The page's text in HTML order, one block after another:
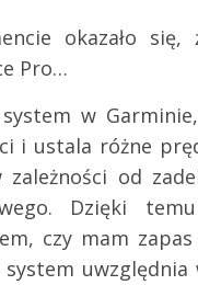
okazało się,
Pro…
w
i ustala różne
od
Dzięki
czy mam zapas
system uwzględnia